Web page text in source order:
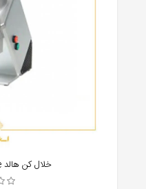
خلال کن هالد hallde مدل RG100